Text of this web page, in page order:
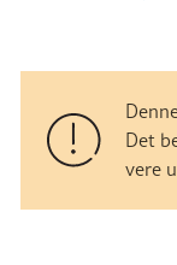
Det
vere